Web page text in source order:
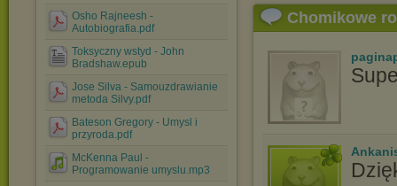
Osho Rajneesh -
Autobiografia.pdf
Toksyczny wstyd - John
Bradshaw.epub
Jose Silva - Samouzdrawianie
metoda Silvy.pdf
Bateson Gregory - Umysl i
przyroda.pdf
McKenna Paul -
Programowanie umyslu.mp3
Chomikowe